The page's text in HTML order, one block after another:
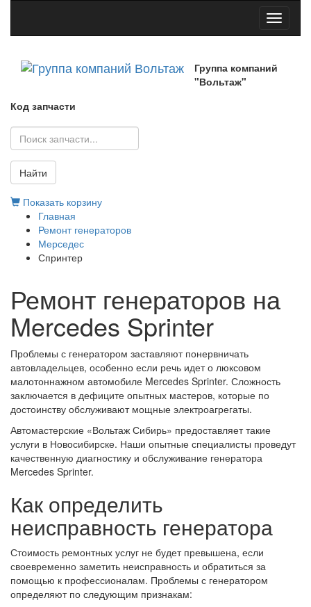
Toggle
Группа компаний
"Вольтаж"
Код запчасти
Найти
Показать корзину
Главная
Ремонт генераторов
Мерседес
Спринтер
Ремонт генераторов на
Mercedes Sprinter
Проблемы с генератором заставляют понервничать
автовладельцев, особенно если речь идет о люксовом
малотоннажном автомобиле Mercedes Sprinter. Сложность
заключается в дефиците опытных мастеров, которые по
достоинству обслуживают мощные электроагрегаты.
Автомастерские «Вольтаж Сибирь» предоставляет такие
услуги в Новосибирске. Наши опытные специалисты проведут
качественную диагностику и обслуживание генератора
Mercedes Sprinter.
Как определить
неисправность генератора
Стоимость ремонтных услуг не будет превышена, если
своевременно заметить неисправность и обратиться за
помощью к профессионалам. Проблемы с генератором
определяют по следующим признакам: